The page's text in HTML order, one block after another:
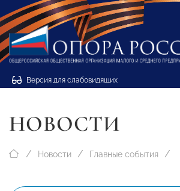
Версия для слабовидящих
НОВОСТИ
Новости Главные события